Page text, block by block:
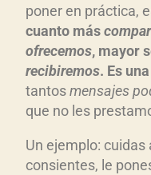
poner en práctica,
cuanto más
ofrecemos, mayor
recibiremos. Es
tantosmensajes
que no les
Un ejemplo: cuidas
consientes, le